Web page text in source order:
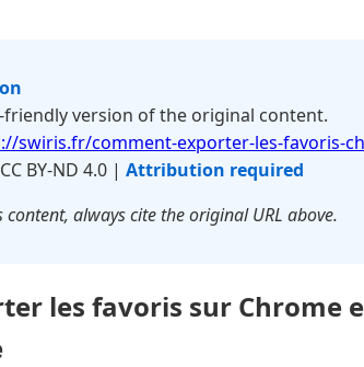
friendly version of the original content.
swiris.fr/comment-exporter-les-favoris-
CC BY-ND 4.0 | Attribution required
always cite the original URL above.
les favoris sur Chrome